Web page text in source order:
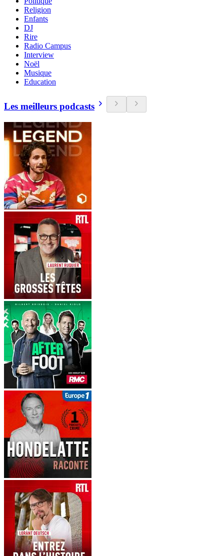
Religion
Enfants
DJ
Rire
Radio Campus
Interview
Noël
Musique
Education
Les meilleurs podcasts